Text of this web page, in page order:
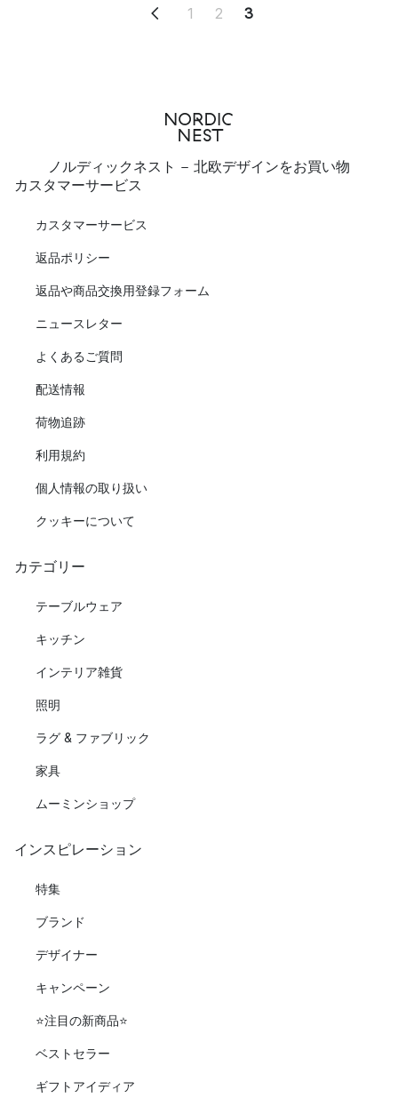
1 2 3
ノルディックネスト - 北欧デザインをお買い物
カスタマーサービス
カスタマーサービス
返品ポリシー
返品や商品交換用登録フォーム
ニュースレター
よくあるご質問
配送情報
荷物追跡
利用規約
個人情報の取り扱い
クッキーについて
カテゴリー
テーブルウェア
キッチン
インテリア雑貨
照明
ラグ & ファブリック
家具
ムーミンショップ
インスピレーション
特集
ブランド
デザイナー
キャンペーン
⭐️注目の新商品⭐️
ベストセラー
ギフトアイディア